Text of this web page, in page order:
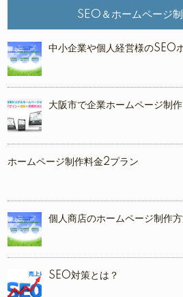
SEO＆ホームページ
中小企業や個人経営様のSEO
大阪市で企業ホームページ制作
ホームページ制作料金2プラン
個人商店のホームページ制作
SEO対策とは？